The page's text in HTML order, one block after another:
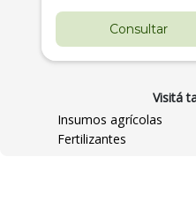
Consultar
Visitá
Insumos agrícolas
Fertilizantes